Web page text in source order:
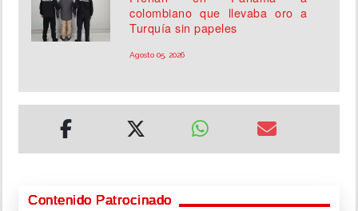
colombiano que llevaba oro a
Turquía sin papeles
Agosto 05, 2026
Contenido Patrocinado